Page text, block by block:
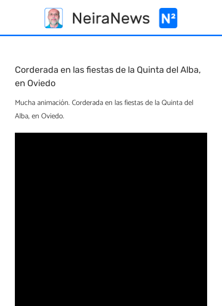
content
Corderada en las fiestas de la Quinta del Alba,
en Oviedo
Mucha animación. Corderada en las fiestas de la Quinta del
Alba, en Oviedo.